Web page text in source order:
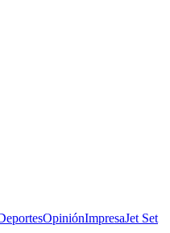
OpiniónImpresaJet Set